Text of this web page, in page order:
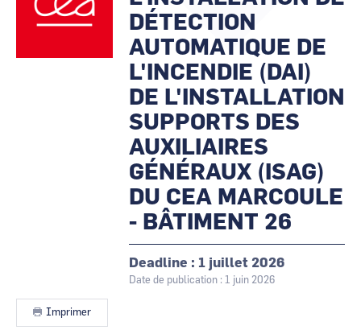
CCI Business
Pays de la Loire
CCI Business
Pays de la Loire DÉTECTION
AUTOMATIQUE DE
L'INCENDIE (DAI)
DE L'INSTALLATION
SUPPORTS DES
AUXILIAIRES
GÉNÉRAUX (ISAG)
DU CEA MARCOULE
- BÂTIMENT 26
Deadline 1 juillet 2026
Date de publication : 1 juin 2026
Imprimer